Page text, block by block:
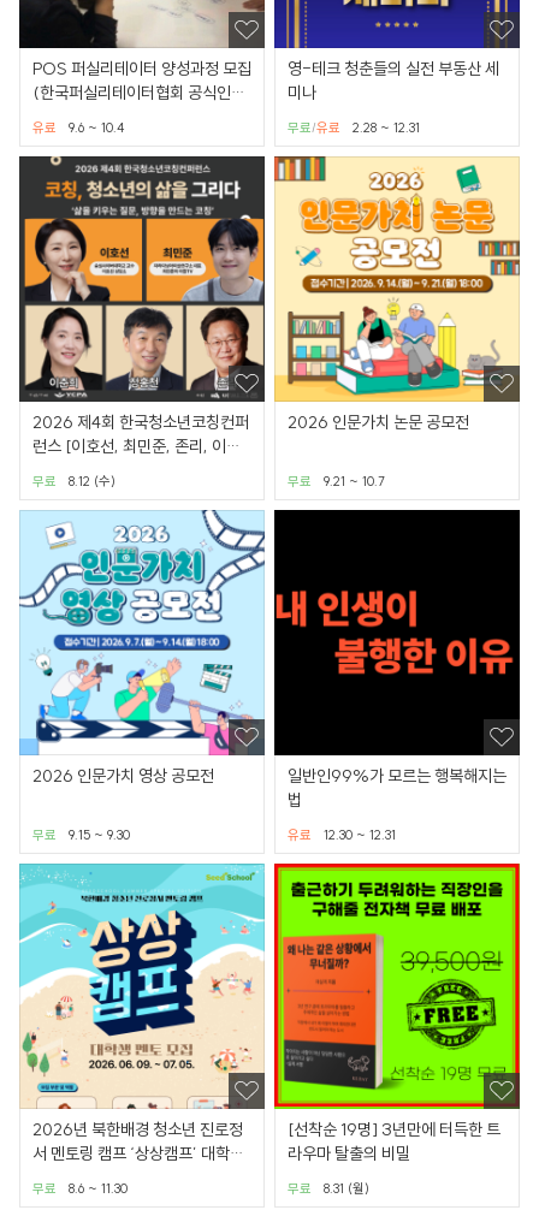
POS 퍼실리테이터 양성과정 모집
(한국퍼실리테이터협회 공식인증
과정)
9.6 ~ 10.4
유료
영-테크 청춘들의 실전 부동산 세
미나
2.28 ~ 12.31
무료/유료
2026 제4회 한국청소년코칭컨퍼
런스 [이호선, 최민준, 존리, 이춘
희, 정홍천 강연]
8.12 (수)
무료
2026 인문가치 논문 공모전
9.21 ~ 10.7
무료
2026 인문가치 영상 공모전
9.15 ~ 9.30
무료
일반인99%가 모르는 행복해지는
법
12.30 ~ 12.31
유료
2026년 북한배경 청소년 진로정
서 멘토링 캠프 ‘상상캠프’ 대학생
8.6 ~ 11.30
무료
[선착순 19명] 3년만에 터득한 트
라우마 탈출의 비밀
8.31 (월)
무료